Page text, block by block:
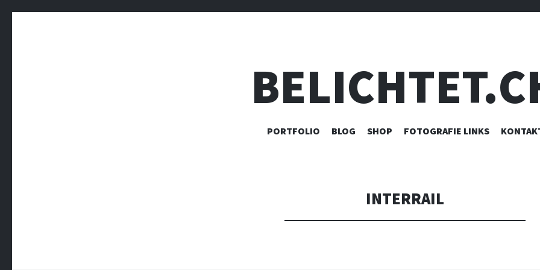
ZUM
PORTFOLIO BLOG SHOP FOTOGRAFIE LINKS
INTERRAIL